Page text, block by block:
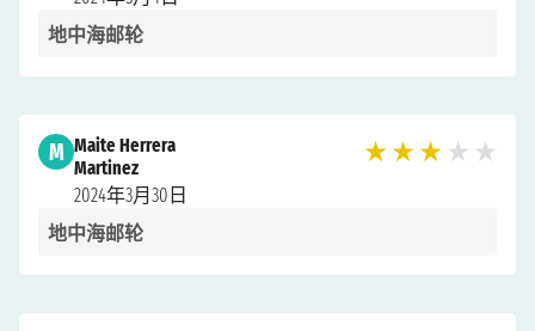
地中海邮轮
M Maite Herrera
Martinez
2024年3月30日
★ ★ ★ ★ ★
地中海邮轮